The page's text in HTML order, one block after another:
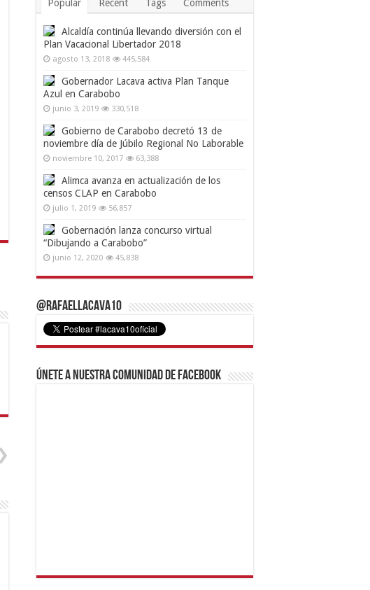
Popular Recent Tags Comments
Alcaldía continúa llevando diversión con el
Plan Vacacional Libertador 2018
agosto 13, 2018 445,584
Gobernador Lacava activa Plan Tanque
Azul en Carabobo
junio 3, 2019 330,518
Gobierno de Carabobo decretó 13 de
noviembre día de Júbilo Regional No Laborable
noviembre 10, 2017 63,388
Alimca avanza en actualización de los
censos CLAP en Carabobo
julio 1, 2019 56,857
Gobernación lanza concurso virtual
“Dibujando a Carabobo”
junio 12, 2020 45,838
@RafaelLacava10
Únete a nuestra comunidad de Facebook